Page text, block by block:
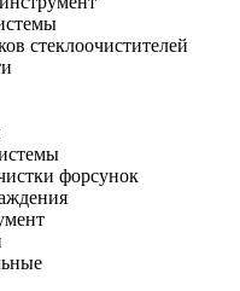
стеклоочистителей
форсунок